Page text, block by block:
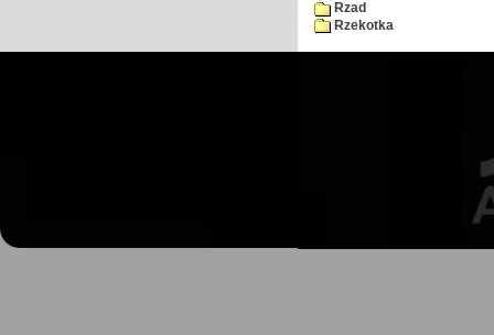
Rzad
Rzekotka